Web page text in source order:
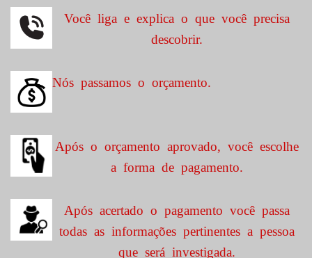
Você liga e explica o que você precisa
descobrir.
Nós passamos o orçamento.
Após o orçamento aprovado, você escolhe
a forma de pagamento.
Após acertado o pagamento você passa
todas as informações pertinentes a pessoa
que será investigada.